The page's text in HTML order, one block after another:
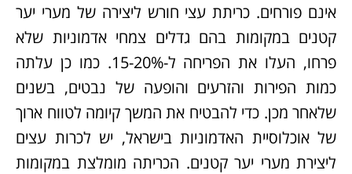
אינם פורחים. כריתת עצי חורש ליצירה של מערי יער
קטנים במקומות בהם גדלים צמחי אדמוניות שלא
פרחו, העלו את הפריחה ל-15-20%. כמו כן עלתה
כמות הפירות והזרעים והופעה של נבטים, בשנים
שלאחר מכן. כדי להבטיח את המשך קיומה לטווח ארוך
של אוכלוסיית האדמוניות בישראל, יש לכרות עצים
ליצירת מערי יער קטנים. הכריתה מומלצת במקומות